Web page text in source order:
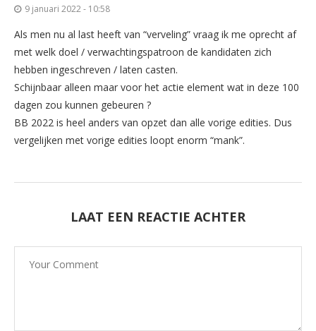
9 januari 2022 - 10:58
Als men nu al last heeft van “verveling” vraag ik me oprecht af
met welk doel / verwachtingspatroon de kandidaten zich
hebben ingeschreven / laten casten.
Schijnbaar alleen maar voor het actie element wat in deze 100
dagen zou kunnen gebeuren ?
BB 2022 is heel anders van opzet dan alle vorige edities. Dus
vergelijken met vorige edities loopt enorm “mank”.
LAAT EEN REACTIE ACHTER